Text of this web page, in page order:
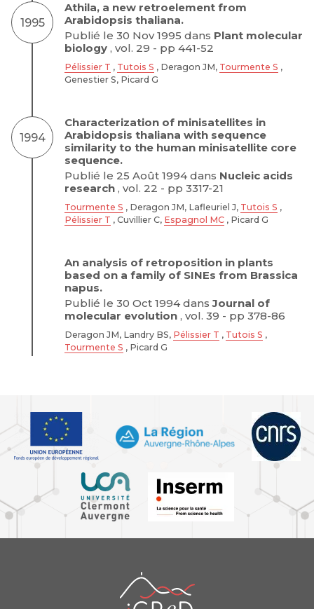
1995
Athila, a new retroelement from
Arabidopsis thaliana.
Publié le 30 Nov 1995 dans Plant molecular
biology , vol. 29 - pp 441-52
Pélissier T , Tutois S , Deragon JM, Tourmente S ,
Genestier S, Picard G
1994
Characterization of minisatellites in
Arabidopsis thaliana with sequence
similarity to the human minisatellite core
sequence.
Publié le 25 Août 1994 dans Nucleic acids
research , vol. 22 - pp 3317-21
Tourmente S , Deragon JM, Lafleuriel J, Tutois S ,
Pélissier T , Cuvillier C, Espagnol MC , Picard G
An analysis of retroposition in plants
based on a family of SINEs from Brassica
napus.
Publié le 30 Oct 1994 dansJournal of
molecular evolution , vol. 39 - pp 378-86
Deragon JM, Landry BS, Pélissier T , Tutois S ,
Tourmente S , Picard G